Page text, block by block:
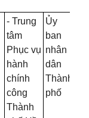
- Trung
tâm
Phục vụ
hành
chính
công
Thành
Ủy
ban
nhân
dân
Thành
phố